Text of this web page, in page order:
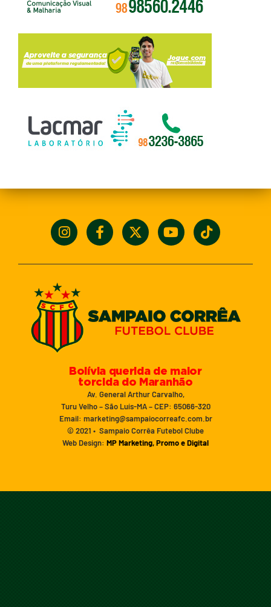
Bolívia querida de maior
torcida do Maranhão
Av. General Arthur Carvalho,
Turu Velho – São Luís-MA – CEP: 65066-320
Email: marketing@sampaiocorreafc.com.br
© 2021 • Sampaio Corrêa Futebol Clube
Web Design: MP Marketing, Promo e Digital